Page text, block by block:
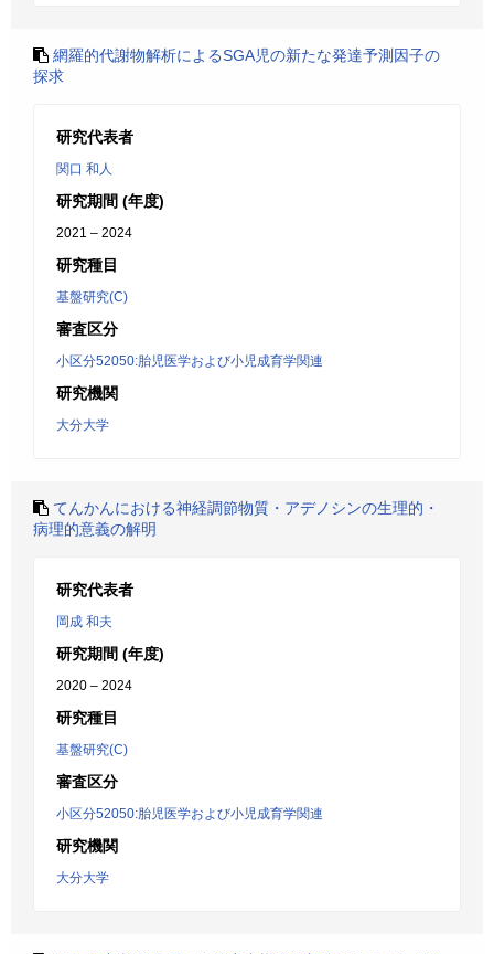
網羅的代謝物解析によるSGA児の新たな発達予測因子の
探求
研究代表者
関口 和人
研究期間 (年度)
2021 – 2024
研究種目
基盤研究(C)
審査区分
小区分52050:胎児医学および小児成育学関連
研究機関
大分大学
てんかんにおける神経調節物質・アデノシンの生理的・
病理的意義の解明
研究代表者
岡成 和夫
研究期間 (年度)
2020 – 2024
研究種目
基盤研究(C)
審査区分
小区分52050:胎児医学および小児成育学関連
研究機関
大分大学